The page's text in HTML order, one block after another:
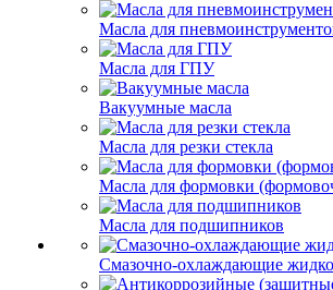
Масла для
Масла для ГПУ
Вакуумные масла
Масла для резки стекла
Масла для формовки
Масла для подшипников
Смазочно-охлаждающие